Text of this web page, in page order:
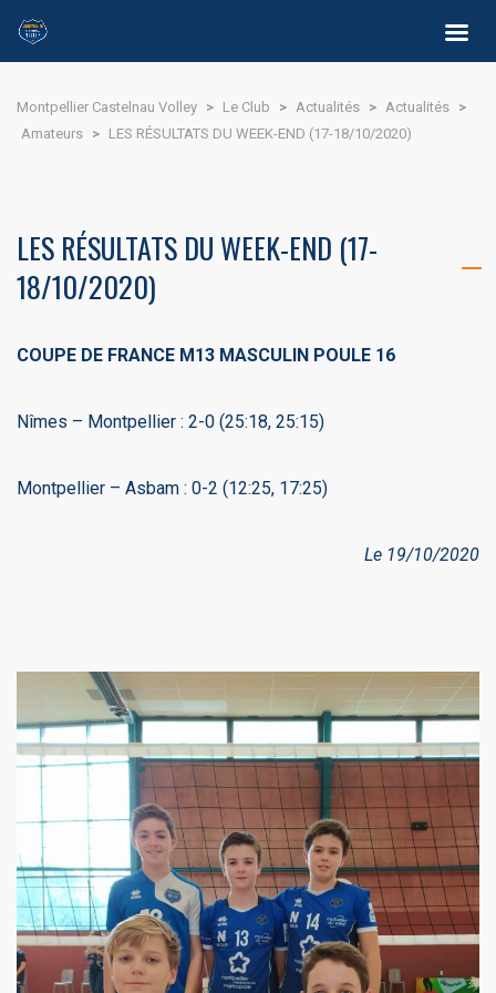
Montpellier Castelnau Volley > Le Club > Actualités > Actualités >
Amateurs > LES RÉSULTATS DU WEEK-END (17-18/10/2020)
LES RÉSULTATS DU WEEK-END (17-
18/10/2020)
COUPE DE FRANCE M13 MASCULIN POULE 16
Nîmes – Montpellier : 2-0 (25:18, 25:15)
Montpellier – Asbam : 0-2 (12:25, 17:25)
Le 19/10/2020